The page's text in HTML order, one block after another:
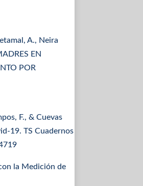
A., Neira
EN
POR
F., & Cuevas
19. TS Cuadernos
la Medición de